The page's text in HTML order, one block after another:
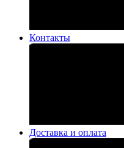
Контакты
Доставка и оплата